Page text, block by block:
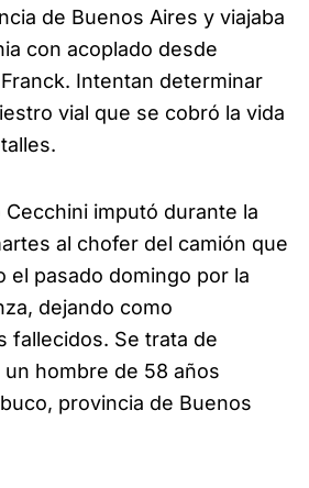
de Buenos Aires y viajaba
con acoplado desde
Intentan determinar
vial que se cobró la vida
Cecchini imputó durante la
al chofer del camión que
el pasado domingo por la
dejando como
fallecidos. Se trata de
un hombre de 58 años
provincia de Buenos